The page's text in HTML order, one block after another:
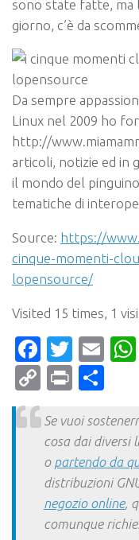
sono state fatte, ma
giorno, c’è da
Da sempre
Linux nel 2009 ho
http://
articoli, notizie ed in
il mondo del
tematiche di
Source: https://
cinque-momenti-
lopensource/
Visited 15 times, 1
CopyPrint
Se vuoi
cosa dai diversi
o partendo da
distribuzioni
negozio online,
comunque